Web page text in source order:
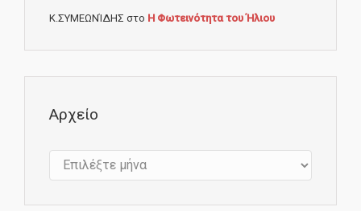
Κ.ΣΥΜΕΩΝΊΔΗΣ στο Η Φωτεινότητα του Ήλιου
Αρχείο